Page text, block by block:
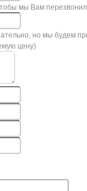
мы Вам
но мы будем
цену)